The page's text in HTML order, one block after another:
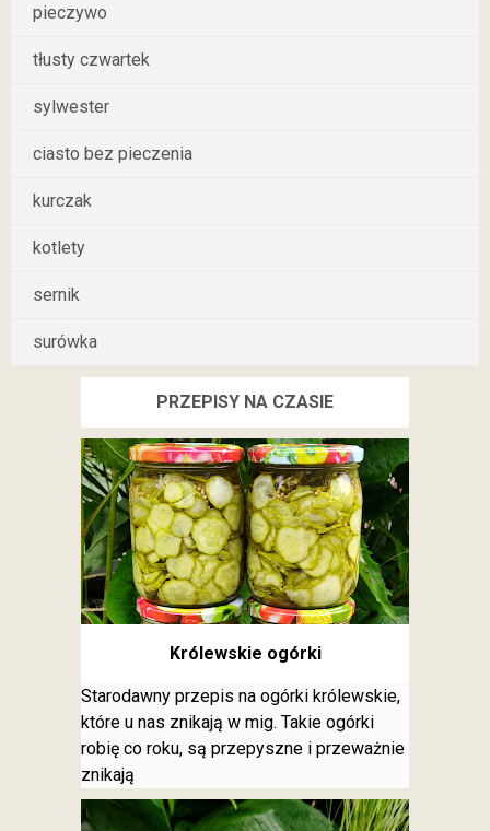
pieczywo
tłusty czwartek
sylwester
ciasto bez pieczenia
kurczak
kotlety
sernik
surówka
PRZEPISY NA CZASIE
Królewskie ogórki
Starodawny przepis na ogórki królewskie,
które u nas znikają w mig. Takie ogórki
robię co roku, są przepyszne i przeważnie
znikają